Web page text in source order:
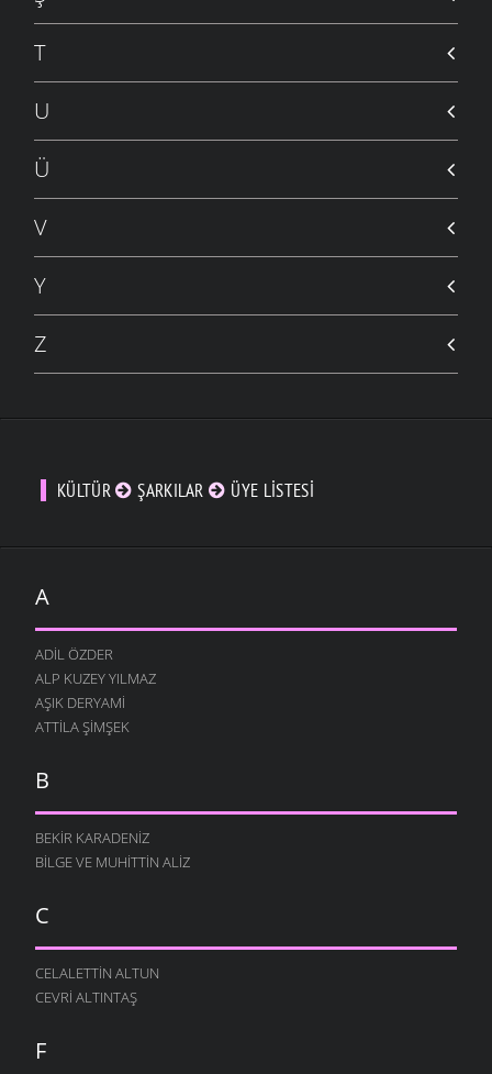
T
U
Ü
V
Y
Z
KÜLTÜR ŞARKILAR ÜYE LISTESI
A
ADIL ÖZDER
ALP KUZEY YILMAZ
AŞIK DERYAMI
ATTILA ŞIMŞEK
B
BEKIR KARADENIZ
BILGE VE MUHITTIN ALIZ
C
CELALETTIN ALTUN
CEVRI ALTINTAŞ
F